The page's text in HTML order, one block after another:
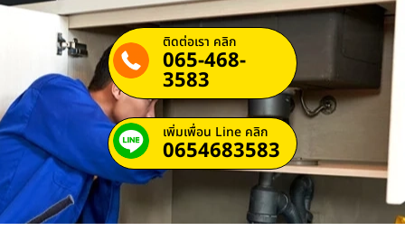
ติดต่อเรา คลิก
065-468-
3583
เพิ่มเพื่อน Line คลิก
0654683583